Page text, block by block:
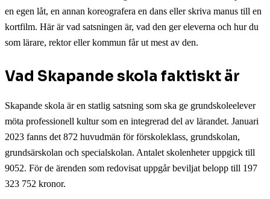
en egen låt, en annan koreografera en dans eller skriva manus till en
kortfilm. Här är vad satsningen är, vad den ger eleverna och hur du
som lärare, rektor eller kommun får ut mest av den.
Vad Skapande skola faktiskt är
Skapande skola är en statlig satsning som ska ge grundskoleelever
möta professionell kultur som en integrerad del av lärandet. Januari
2023 fanns det 872 huvudmän för förskoleklass, grundskolan,
grundsärskolan och specialskolan. Antalet skolenheter uppgick till
9052. För de ärenden som redovisat uppgår beviljat belopp till 197
323 752 kronor.